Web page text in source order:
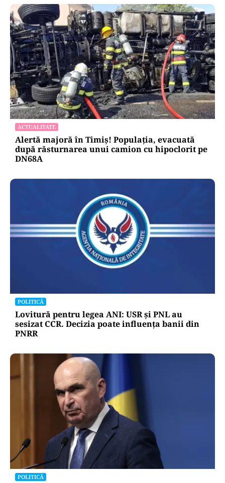
ACTUALITATE
Alertă majoră în Timiș! Populația, evacuată
după răsturnarea unui camion cu hipoclorit pe
DN68A
POLITICĂ
Lovitură pentru legea ANI: USR și PNL au
sesizat CCR. Decizia poate influența banii din
PNRR
POLITICĂ